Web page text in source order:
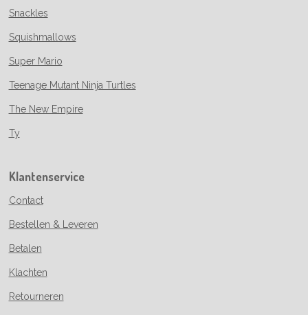
Snackles
Squishmallows
Super Mario
Teenage Mutant Ninja Turtles
The New Empire
Ty
Klantenservice
Contact
Bestellen & Leveren
Betalen
Klachten
Retourneren